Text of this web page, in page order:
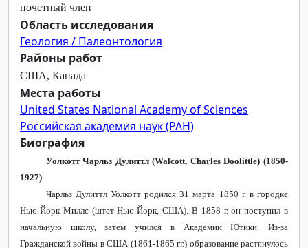
почетный член
Область исследования
Геология / Палеонтология
Районы работ
США, Канада
Места работы
United States National Academy of Sciences
Российская академия наук (РАН)
Биография
Уолкотт Чарльз Дулиттл (Walcott, Charles Doolittle) (1850-
1927)
Чарльз Дулиттл Уолкотт родился 31 марта 1850 г. в городке
Нью-Йорк Миллс (штат Нью-Йорк, США). В 1858 г. он поступил в
начальную школу, затем учился в Академии Ютики. Из-за
Гражданской войны в США (1861-1865 гг.) образование растянулось